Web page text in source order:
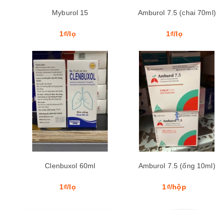
Myburol 15
1₫/lọ
Amburol 7.5 (chai 70ml)
1₫/lọ
Clenbuxol 60ml
1₫/lọ
Amburol 7.5 (ống 10ml)
1₫/hộp